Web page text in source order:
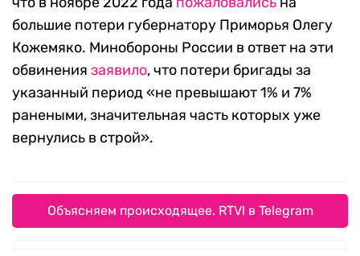
большие потери губернатору Приморья Олегу
Кожемяко. Минобороны России в ответ на эти
обвинения заявило, что потери бригады за
указанный период «не превышают 1% и 7%
ранеными, значительная часть которых уже
вернулись в строй».
Объясняем происходящее. RTVI в Telegram